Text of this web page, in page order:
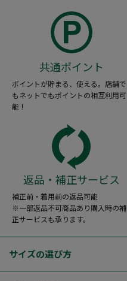
共通ポイント
ポイントが貯まる、使える。店舗で
もネットでもポイントの相互利用可
能！
返品・補正サービス
補正前・着用前の返品可能
※一部返品不可商品あり購入時の補
正サービスも承ります。
サイズの選び方